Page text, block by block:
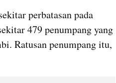
perbatasan pada
479 penumpang yang
Ratusan penumpang itu,